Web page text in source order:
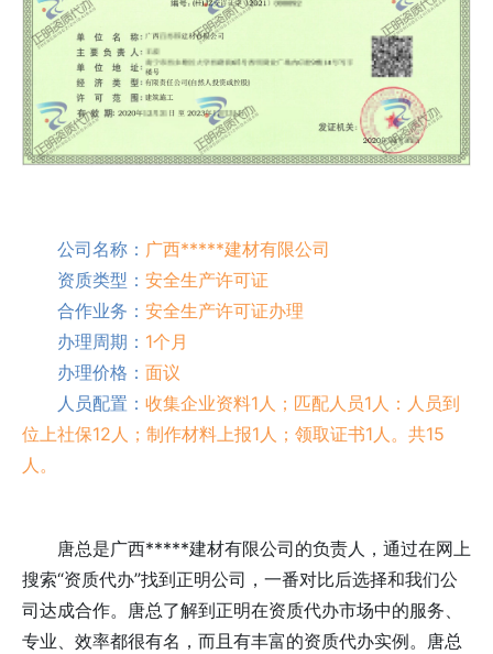
公司名称： 广西*****建材有限公司
资质类型： 安全生产许可证
合作业务： 安全生产许可证办理
办理周期： 1个月
办理价格： 面议
人员配置： 收集企业资料1人；匹配人员1人：人员到
位上社保12人；制作材料上报1人；领取证书1人。共15
人。
唐总是广西*****建材有限公司的负责人，通过在网上
搜索“资质代办”找到正明公司，一番对比后选择和我们公
司达成合作。唐总了解到正明在资质代办市场中的服务、
专业、效率都很有名，而且有丰富的资质代办实例。唐总